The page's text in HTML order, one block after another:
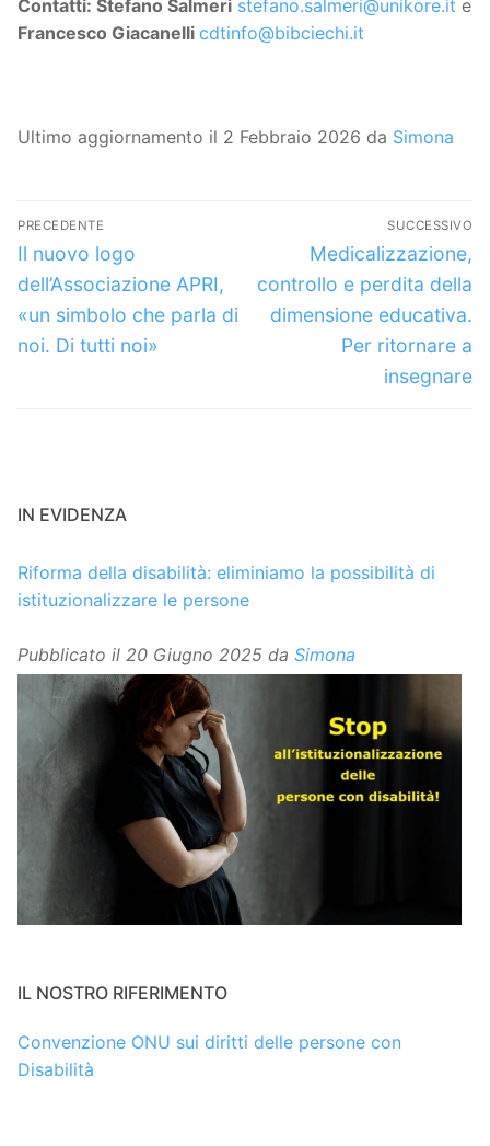
Contatti: Stefano Salmeri stefano.salmeri@unikore.it e
Francesco Giacanelli cdtinfo@bibciechi.it
Ultimo aggiornamento il 2 Febbraio 2026 da Simona
Navigazione
articoli
PRECEDENTE
Articolo
precedente:
Il nuovo logo
dell’Associazione APRI,
«un simbolo che parla di
noi. Di tutti noi»
SUCCESSIVO
Articolo
successivo:
Medicalizzazione,
controllo e perdita della
dimensione educativa.
Per ritornare a
insegnare
IN EVIDENZA
Riforma della disabilità: eliminiamo la possibilità di
istituzionalizzare le persone
Pubblicato il 20 Giugno 2025 da Simona
IL NOSTRO RIFERIMENTO
Convenzione ONU sui diritti delle persone con
Disabilità